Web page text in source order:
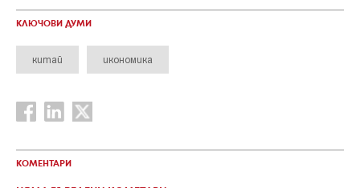
КЛЮЧОВИ ДУМИ
китай икономика
КОМЕНТАРИ